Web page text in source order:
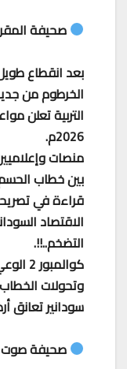
صحيفة
بعد انقطاع
الخرطوم من
التربية تعلن
2026م.
منصات
بين خطاب
قراءة في
الاقتصاد
التضخم..!!.
وتحولات
سودانير تعانق
صحيفة صوت